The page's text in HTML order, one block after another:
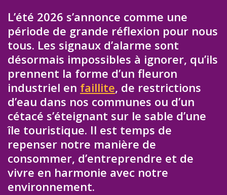
L’été 2026 s’annonce comme une
période de grande réflexion pour nous
tous. Les signaux d’alarme sont
désormais impossibles à ignorer, qu’ils
prennent la forme d’un fleuron
industriel en faillite, de restrictions
d’eau dans nos communes ou d’un
cétacé s’éteignant sur le sable d’une
île touristique. Il est temps de
repenser notre manière de
consommer, d’entreprendre et de
vivre en harmonie avec notre
environnement.